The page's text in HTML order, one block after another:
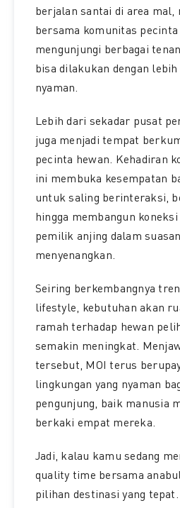
berjalan santai di area mal,
bersama komunitas pecinta
mengunjungi berbagai
bisa dilakukan dengan
nyaman.
Lebih dari sekadar pusat
juga menjadi tempat
pecinta hewan. Kehadiran
ini membuka kesempatan
untuk saling berinteraksi,
hingga membangun koneksi
pemilik anjing dalam
menyenangkan.
Seiring berkembangnya
lifestyle, kebutuhan akan
ramah terhadap hewan
semakin meningkat.
tersebut, MOI terus
lingkungan yang nyaman
pengunjung, baik manusia
berkaki empat mereka.
Jadi, kalau kamu sedang
quality time bersama
pilihan destinasi yang